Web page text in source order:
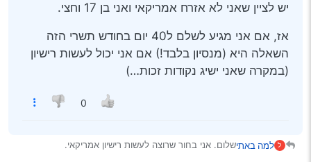
יש לציין שאני לא אזרח אמריקאי ואני בן 17 וחצי.
אז, אם אני מגיע לשלם ל40 יום בחודש תשרי הזה
השאלה היא (מנסיון בלבד!) אם אני יכול לעשות רישיון
(במקרה שאני ישיג נקודות זכות…)
0
ל למה באתישלום. אני בחור שרוצה לעשות רישיון אמריקאי.